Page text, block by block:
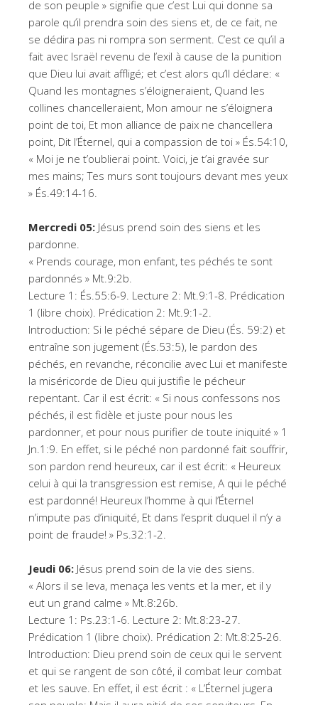
de son peuple » signifie que c’est Lui qui donne sa
parole qu’il prendra soin des siens et, de ce fait, ne
se dédira pas ni rompra son serment. C’est ce qu’il a
fait avec Israël revenu de l’exil à cause de la punition
que Dieu lui avait affligé; et c’est alors qu’Il déclare: «
Quand les montagnes s’éloigneraient, Quand les
collines chancelleraient, Mon amour ne s’éloignera
point de toi, Et mon alliance de paix ne chancellera
point, Dit l’Éternel, qui a compassion de toi » És.54:10,
« Moi je ne t’oublierai point. Voici, je t’ai gravée sur
mes mains; Tes murs sont toujours devant mes yeux
» És.49:14-16.
Mercredi 05: Jésus prend soin des siens et les
pardonne.
« Prends courage, mon enfant, tes péchés te sont
pardonnés » Mt.9:2b.
Lecture 1: És.55:6-9. Lecture 2: Mt.9:1-8. Prédication
1 (libre choix). Prédication 2: Mt.9:1-2.
Introduction: Si le péché sépare de Dieu (És. 59:2) et
entraîne son jugement (És.53:5), le pardon des
péchés, en revanche, réconcilie avec Lui et manifeste
la miséricorde de Dieu qui justifie le pécheur
repentant. Car il est écrit: « Si nous confessons nos
péchés, il est fidèle et juste pour nous les
pardonner, et pour nous purifier de toute iniquité » 1
Jn.1:9. En effet, si le péché non pardonné fait souffrir,
son pardon rend heureux, car il est écrit: « Heureux
celui à qui la transgression est remise, A qui le péché
est pardonné! Heureux l’homme à qui l’Éternel
n’impute pas d’iniquité, Et dans l’esprit duquel il n’y a
point de fraude! » Ps.32:1-2.
Jeudi 06: Jésus prend soin de la vie des siens.
« Alors il se leva, menaça les vents et la mer, et il y
eut un grand calme » Mt.8:26b.
Lecture 1: Ps.23:1-6. Lecture 2: Mt.8:23-27.
Prédication 1 (libre choix). Prédication 2: Mt.8:25-26.
Introduction: Dieu prend soin de ceux qui le servent
et qui se rangent de son côté, il combat leur combat
et les sauve. En effet, il est écrit : « L’Éternel jugera